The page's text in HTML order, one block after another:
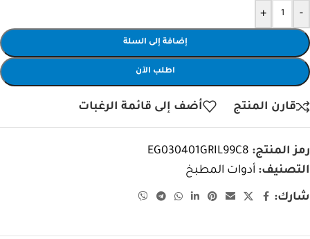
-
+
إضافة إلى السلة
اطلب الآن
قارن المنتج أضف إلى قائمة الرغبات
رمز المنتج: EG030401GRIL99C8
التصنيف: أدوات المطبخ
شارك: